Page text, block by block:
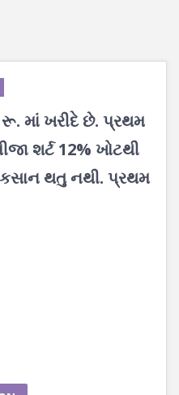
માં ખરીદે છે. પ્રથમ
શર્ટ 12% ખોટથી
થતુ નથી. પ્રથમ